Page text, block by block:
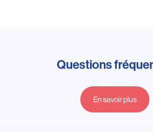
Questions
En savoir plus